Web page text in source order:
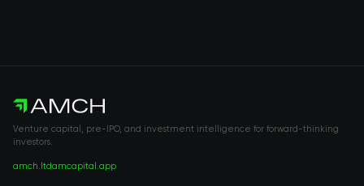
Venture capital, pre-IPO, and investment intelligence for forward-thinking
investors.
amch.ltdamcapital.app